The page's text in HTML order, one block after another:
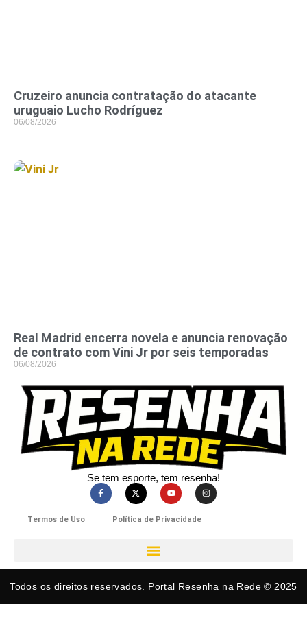
Cruzeiro anuncia contratação do atacante
uruguaio Lucho Rodríguez
06/08/2026
Real Madrid encerra novela e anuncia renovação
de contrato com Vini Jr por seis temporadas
06/08/2026
Se tem esporte, tem resenha!​
Termos de Uso Política de Privacidade
Todos os direitos reservados. Portal Resenha na Rede © 2025